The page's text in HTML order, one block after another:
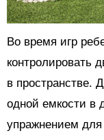
Во время игр
контролировать
в пространстве.
одной емкости в
упражнением для